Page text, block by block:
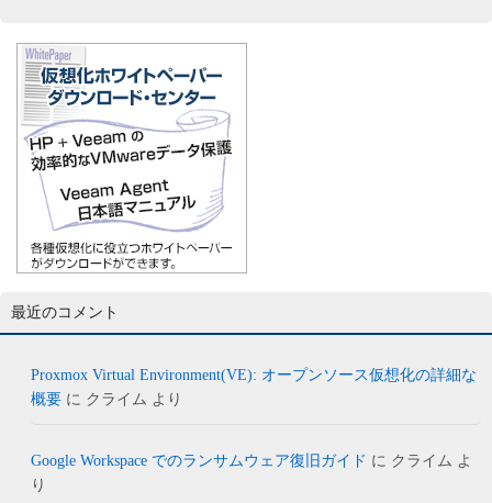
最近のコメント
Proxmox Virtual Environment(VE): オープンソース仮想化の詳細な
概要 に クライム より
Google Workspace でのランサムウェア復旧ガイド に クライム よ
り